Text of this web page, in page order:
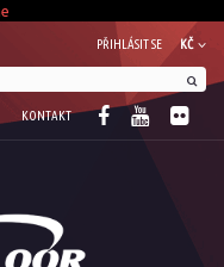
KČ
PŘIHLÁSIT SE
KONTAKT